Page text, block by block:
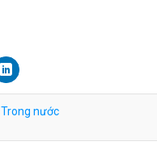
Trong nước